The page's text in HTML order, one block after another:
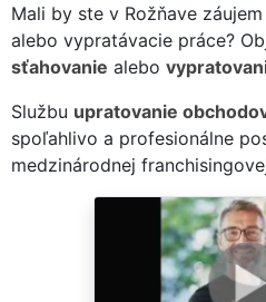
Mali by ste v Rožňave
alebo vypratávacie práce?
sťahovanie alebo
Službu upratovanie
spoľahlivo a profesionálne
medzinárodnej